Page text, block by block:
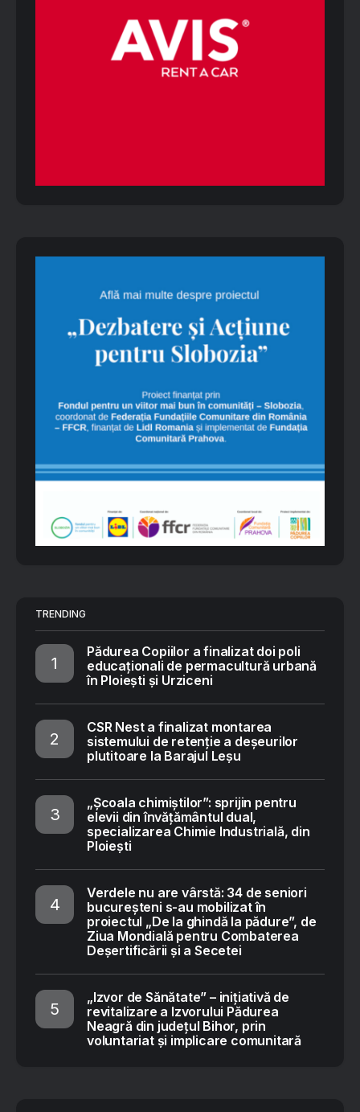
TRENDING
Pădurea Copiilor a finalizat doi poli
educaționali de permacultură urbană
în Ploiești și Urziceni
CSR Nest a finalizat montarea
sistemului de retenție a deșeurilor
plutitoare la Barajul Leșu
„Școala chimiștilor”: sprijin pentru
elevii din învățământul dual,
specializarea Chimie Industrială, din
Ploiești
Verdele nu are vârstă: 34 de seniori
bucureșteni s-au mobilizat în
proiectul „De la ghindă la pădure”, de
Ziua Mondială pentru Combaterea
Deșertificării și a Secetei
„Izvor de Sănătate” – inițiativă de
revitalizare a Izvorului Pădurea
Neagră din județul Bihor, prin
voluntariat și implicare comunitară